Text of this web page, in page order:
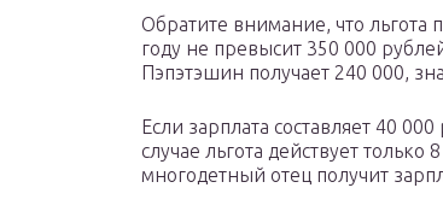
Обратите внимание, что льгота
году не превысит 350 000
Пэпэтэшин получает 240 000,
Если зарплата составляет 40
случае льгота действует
многодетный отец получит